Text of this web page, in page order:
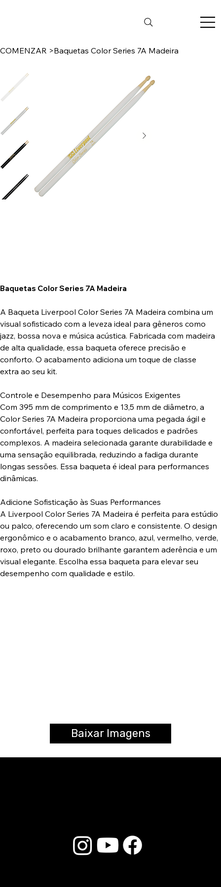
COMENZAR >Baquetas Color Series 7A Madeira
Baquetas Color Series 7A Madeira
A Baqueta Liverpool Color Series 7A Madeira combina um
visual sofisticado com a leveza ideal para gêneros como
jazz, bossa nova e música acústica. Fabricada com madeira
de alta qualidade, essa baqueta oferece precisão e
conforto. O acabamento adiciona um toque de classe
extra ao seu kit.
Controle e Desempenho para Músicos Exigentes
Com 395 mm de comprimento e 13,5 mm de diâmetro, a
Color Series 7A Madeira proporciona uma pegada ágil e
confortável, perfeita para toques delicados e padrões
complexos. A madeira selecionada garante durabilidade e
uma sensação equilibrada, reduzindo a fadiga durante
longas sessões. Essa baqueta é ideal para performances
dinâmicas.
Adicione Sofisticação às Suas Performances
A Liverpool Color Series 7A Madeira é perfeita para estúdio
ou palco, oferecendo um som claro e consistente. O design
ergonômico e o acabamento branco, azul, vermelho, verde,
roxo, preto ou dourado brilhante garantem aderência e um
visual elegante. Escolha essa baqueta para elevar seu
desempenho com qualidade e estilo.
Baixar Imagens